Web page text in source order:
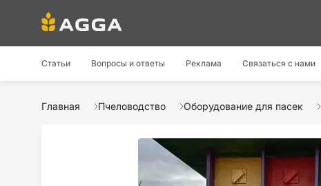
Статьи Вопросы и ответы Реклама Связаться с нами
Главная Пчеловодство Оборудование для пасек